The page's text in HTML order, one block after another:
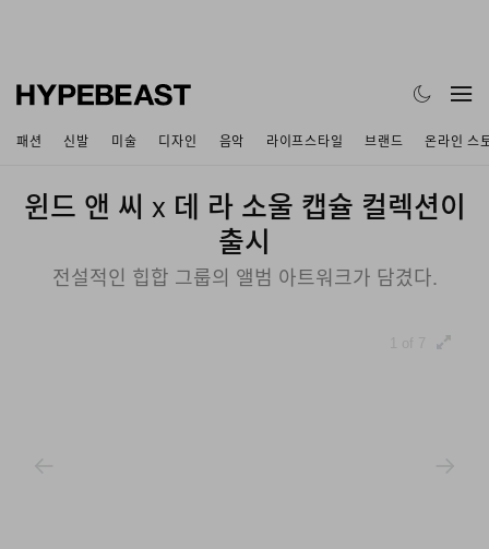
패션 신발 미술 디자인 음악 라이프스타일 브랜드 온라인 스
윈드 앤 씨 x 데 라 소울 캡슐 컬렉션이
출시
전설적인 힙합 그룹의 앨범 아트워크가 담겼다.